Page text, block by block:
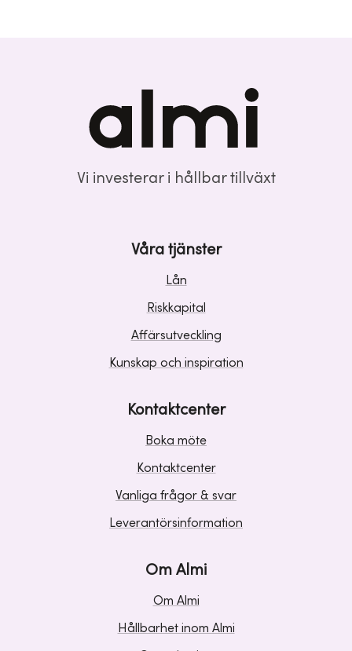
Vi investerar i hållbar tillväxt
Våra tjänster
Lån
Riskkapital
Affärsutveckling
Kunskap och inspiration
Kontaktcenter
Boka möte
Kontaktcenter
Vanliga frågor & svar
Leverantörsinformation
Om Almi
Om Almi
Hållbarhet inom Almi